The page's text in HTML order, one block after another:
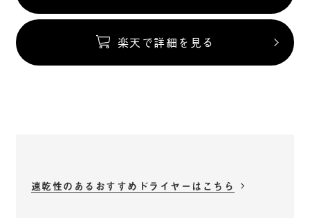
楽天で詳細を見る
速乾性のあるおすすめドライヤーはこちら